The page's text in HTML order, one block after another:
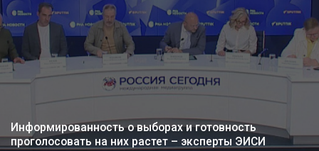
Информированность о выборах и готовность
проголосовать на них растет – эксперты ЭИСИ